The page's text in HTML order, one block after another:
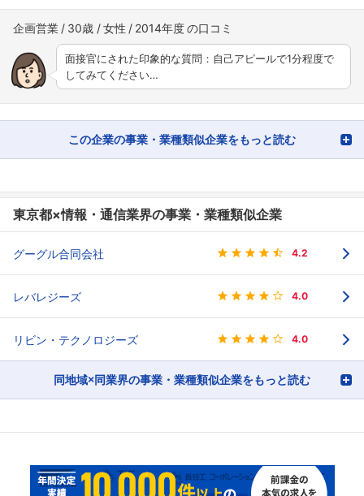
企画営業 30歳 女性 2014年度
面接官にされた印象的な質問：自己アピールで1分程度で
してみてください…
この企業の事業・業種類似企業をもっと読む
東京都×情報・通信業界の事業・業種類似企業
グーグル合同会社 4.2
レバレジーズ 4.0
リビン・テクノロジーズ 4.0
同地域×同業界の事業・業種類似企業をもっと読む